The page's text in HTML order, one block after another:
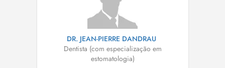
DR. JEAN-PIERRE DANDRAU
Dentista (com especialização em
estomatologia)